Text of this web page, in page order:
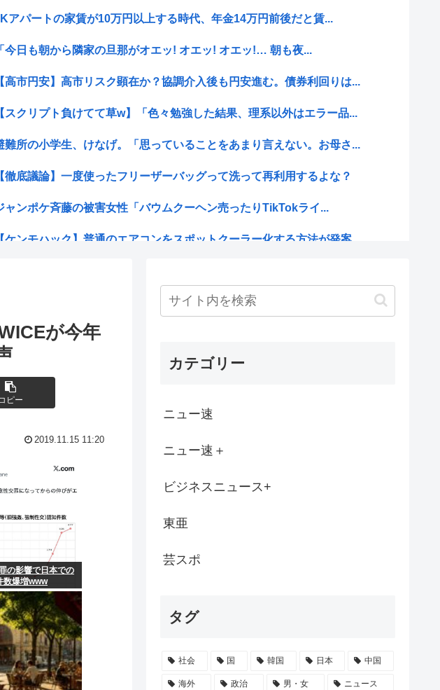
アパートの家賃が10万円以上する時代、年金14万円前後だと賃...
「今日も朝から隣家の旦那がオエッ! オエッ! オエッ!… 朝も夜...
【高市円安】高市リスク顕在か？協調介入後も円安進む。債券利回りは...
【スクリプト負けてて草w】「色々勉強した結果、理系以外はエラー品...
難所の小学生、けなげ。「思っていることをあまり言えない。お母さ...
【徹底議論】一度使ったフリーザーバッグって洗って再利用するよな？
ャンポケ斉藤の被害女性「バウムクーヘン売ったりTikTokライ...
【ケンモハック】普通のエアコンをスポットクーラー化する方法が発案...
【衝撃】大竹玖瑠美さんの叔父「玖瑠美さんらしき遺体が見つかった」...
所の公園のトイレがハッテン場になってるんだけど、どうすればゲイ...
ュックに射精した男、逮捕。
身長って180cm超えると逆にキモいよな
50歳でマッチングアプリも婚活イベントも行ったことないオッサンだ...
ジャンポケ・斉藤慎二被告の妻・瀬戸サオリ 「久々に」家族へのお...
画像】白サターンが出た時の衝撃は凄かったよな。わずか1年半でこ...
マチアプで会った女とお泊まりデートしたんやが
日、俺の誕生日
緊急高市速報】2026年製のエアコン 品質が崩壊して終わる
ジャンポケ斉藤、懲役7年の求刑』 これwww
ャンポケ斉藤慎二の妻・瀬戸サオリ、小1の息子のためにお弁当をつ...
が今年
ピー
2019.11.15 11:20
の影響で日本での
数爆増www
カテゴリー
ニュー速
ニュー速＋
ビジネスニュース+
東亜
芸スポ
タグ
社会 国 韓国 日本 中国
海外 政治 男・女 ニュース